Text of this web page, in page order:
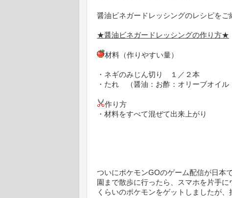
醤油ビネガードレッシングのレシピをご
★醤油ビネガードレッシングの作り方★
材料（作りやすい量）
・ネギのみじん切り １／２本
・たれ （醤油：お酢：オリーブオイ
作り方
・材料をすべて混ぜて出来上がり
ついにポケモンGOのゲーム配信が日本
園まで散歩に行ったら、スマホを片手
くらいのポケモンをゲットしましたが